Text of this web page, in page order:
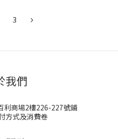
3
我們
利商場2樓226-227號鋪
方式及消費卷